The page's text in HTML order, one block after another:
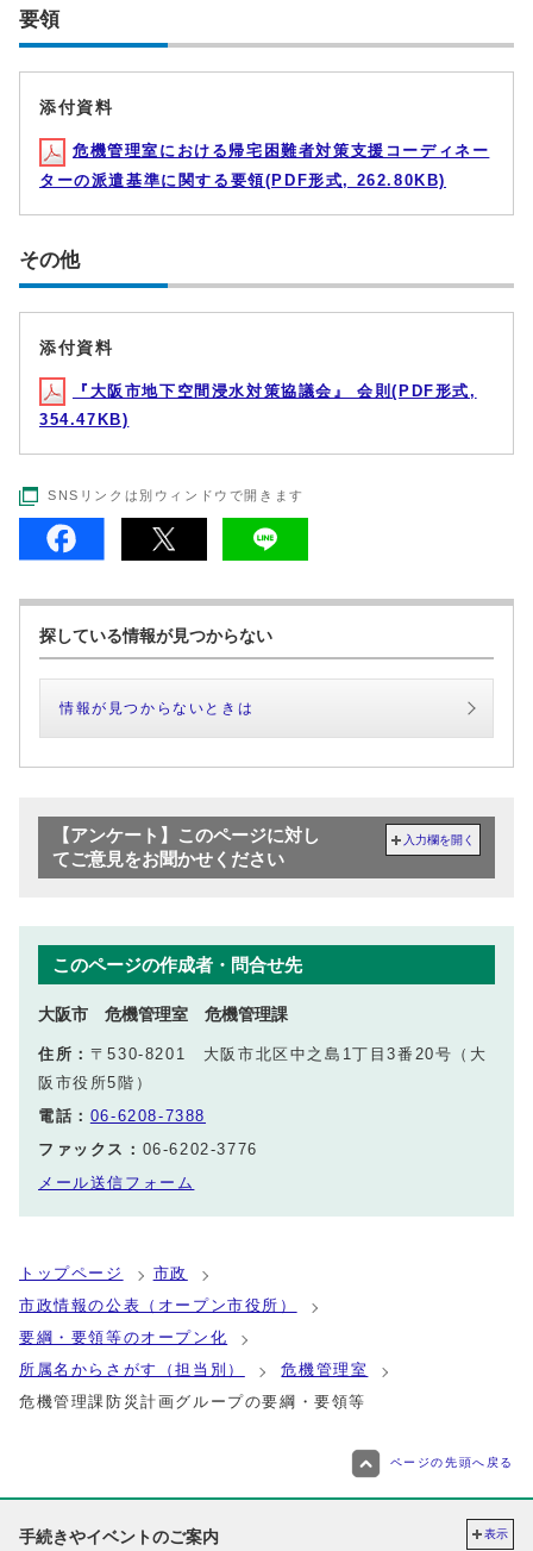
要領
添付資料
危機管理室における帰宅困難者対策支援コーディネー
ターの派遣基準に関する要領(PDF形式, 262.80KB)
その他
添付資料
『大阪市地下空間浸水対策協議会』 会則(PDF形式,
354.47KB)
SNSリンクは別ウィンドウで開きます
探している情報が見つからない
情報が見つからないときは
【アンケート】このページに対し
てご意見をお聞かせください
入力欄を開く
このページの作成者・問合せ先
大阪市 危機管理室 危機管理課
住所： 〒530-8201 大阪市北区中之島1丁目3番20号（大
阪市役所5階）
電話： 06-6208-7388
ファックス： 06-6202-3776
メール送信フォーム
トップページ
市政
市政情報の公表（オープン市役所）
要綱・要領等のオープン化
所属名からさがす（担当別）
危機管理室
危機管理課防災計画グループの要綱・要領等
ページの先頭へ戻る
手続きやイベントのご案内 表示